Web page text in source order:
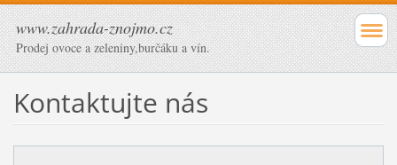
www.zahrada-znojmo.cz
Prodej ovoce a zeleniny,burčáku a vín.
Kontaktujte nás